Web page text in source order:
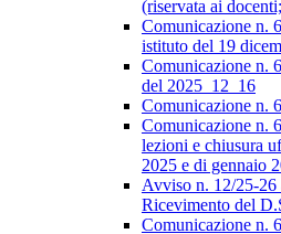
(riservata ai
Comunicazione n.
istituto del 19
Comunicazione n.
del 2025_12_16
Comunicazione n.
Comunicazione n.
lezioni e chiusura
2025 e di gennaio
Avviso n. 12/25-26
Ricevimento del
Comunicazione n.